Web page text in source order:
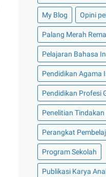
My Blog Opini
Palang Merah
Pelajaran Bahasa
Pendidikan Agama
Pendidikan Profesi
Penelitian Tindakan
Perangkat
Program Sekolah
Publikasi Karya